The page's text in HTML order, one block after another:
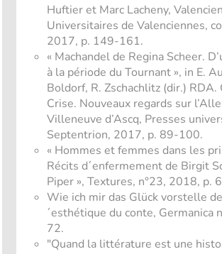
Huftier et Marc Lacheny,
Universitaires de Valenciennes,
2017, p. 149-161.
« Machandel de Regina Scheer.
à la période du Tournant », in E.
Boldorf, R. Zschachlitz (dir.)
Crise. Nouveaux regards sur
Villeneuve d’Ascq, Presses
Septentrion, 2017, p. 89-100.
« Hommes et femmes dans les
Récits d´enfermement de Birgit
Piper », Textures, n°23, 2018, p.
Wie ich mir das Glück vorstelle
´esthétique du conte, Germanica
72.
"Quand la littérature est une